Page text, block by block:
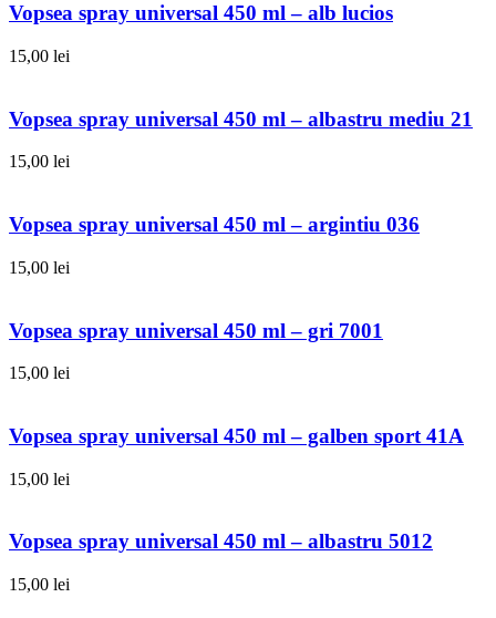
Vopsea spray universal 450 ml – alb lucios
15,00 lei
Vopsea spray universal 450 ml – albastru mediu 21
15,00 lei
Vopsea spray universal 450 ml – argintiu 036
15,00 lei
Vopsea spray universal 450 ml – gri 7001
15,00 lei
Vopsea spray universal 450 ml – galben sport 41A
15,00 lei
Vopsea spray universal 450 ml – albastru 5012
15,00 lei